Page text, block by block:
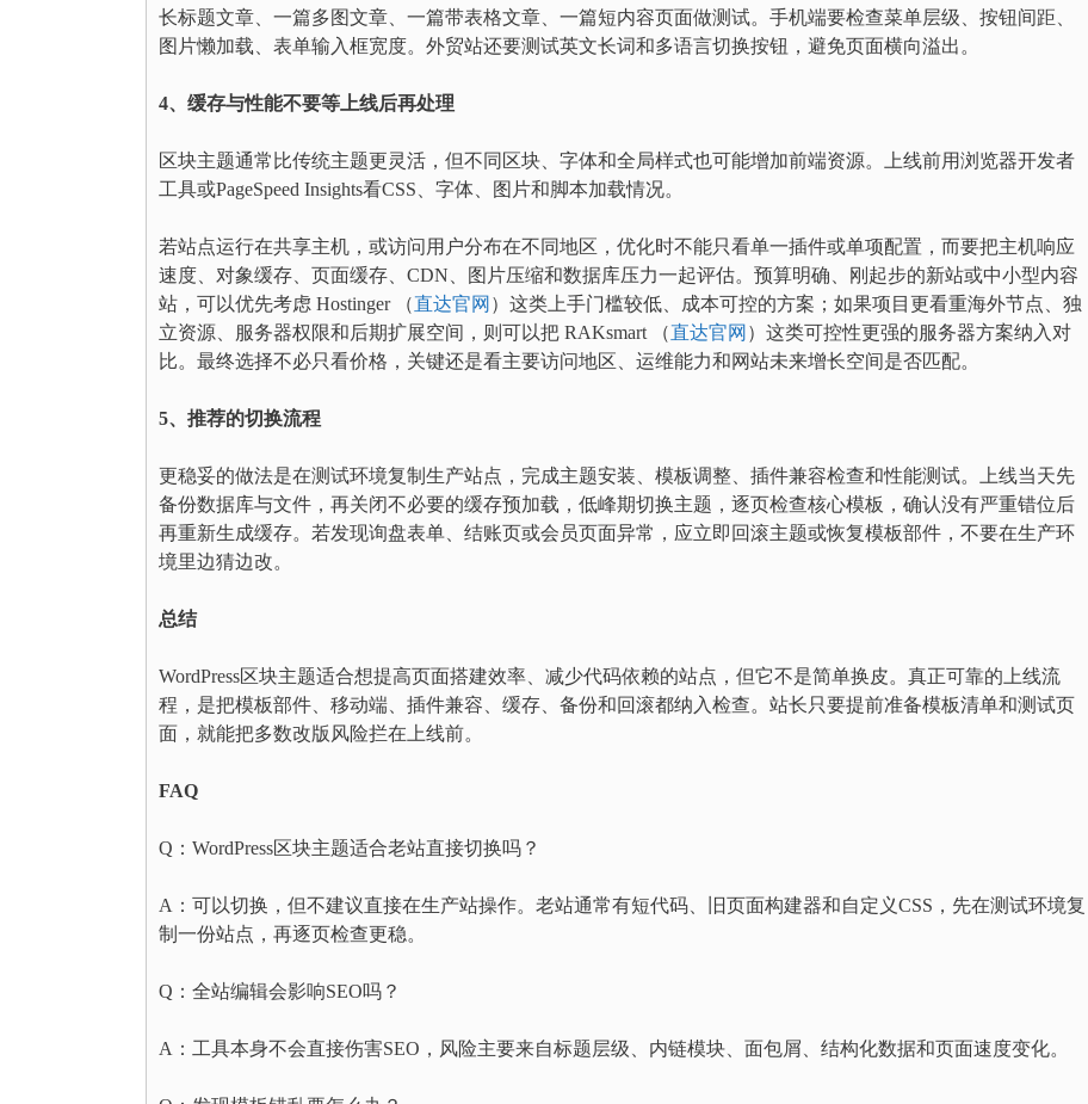
长标题文章、一篇多图文章、一篇带表格文章、一篇短内容页面做测试。手机端要检查菜单层级、按钮间距、
图片懒加载、表单输入框宽度。外贸站还要测试英文长词和多语言切换按钮，避免页面横向溢出。
4、缓存与性能不要等上线后再处理
区块主题通常比传统主题更灵活，但不同区块、字体和全局样式也可能增加前端资源。上线前用浏览器开发者
工具或PageSpeed Insights看CSS、字体、图片和脚本加载情况。
若站点运行在共享主机，或访问用户分布在不同地区，优化时不能只看单一插件或单项配置，而要把主机响应
速度、对象缓存、页面缓存、CDN、图片压缩和数据库压力一起评估。预算明确、刚起步的新站或中小型内容
站，可以优先考虑 Hostinger （直达官网 ）这类上手门槛较低、成本可控的方案；如果项目更看重海外节点、独
立资源、服务器权限和后期扩展空间，则可以把 RAKsmart （直达官网 ）这类可控性更强的服务器方案纳入对
比。最终选择不必只看价格，关键还是看主要访问地区、运维能力和网站未来增长空间是否匹配。
5、推荐的切换流程
更稳妥的做法是在测试环境复制生产站点，完成主题安装、模板调整、插件兼容检查和性能测试。上线当天先
备份数据库与文件，再关闭不必要的缓存预加载，低峰期切换主题，逐页检查核心模板，确认没有严重错位后
再重新生成缓存。若发现询盘表单、结账页或会员页面异常，应立即回滚主题或恢复模板部件，不要在生产环
境里边猜边改。
总结
WordPress区块主题适合想提高页面搭建效率、减少代码依赖的站点，但它不是简单换皮。真正可靠的上线流
程，是把模板部件、移动端、插件兼容、缓存、备份和回滚都纳入检查。站长只要提前准备模板清单和测试页
面，就能把多数改版风险拦在上线前。
FAQ
Q：WordPress区块主题适合老站直接切换吗？
A：可以切换，但不建议直接在生产站操作。老站通常有短代码、旧页面构建器和自定义CSS，先在测试环境复
制一份站点，再逐页检查更稳。
Q：全站编辑会影响SEO吗？
A：工具本身不会直接伤害SEO，风险主要来自标题层级、内链模块、面包屑、结构化数据和页面速度变化。